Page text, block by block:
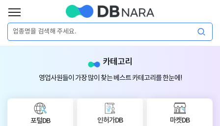
로
그
카테고리
영업사원들이 가장 많이 찾는 베스트 카테고리를 한눈에!
포털DB 인허가DB 마켓DB